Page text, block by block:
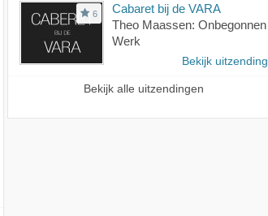
6
Cabaret bij de VARA
Theo Maassen: Onbegonnen
Werk
Bekijk uitzending
Bekijk alle uitzendingen